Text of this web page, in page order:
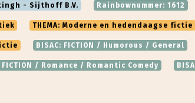
- Sijthoff B.V. Rainbownummer: 1612
THEMA: Moderne en hedendaagse fictie
BISAC: FICTION / Humorous / General
FICTION / Romance / Romantic Comedy